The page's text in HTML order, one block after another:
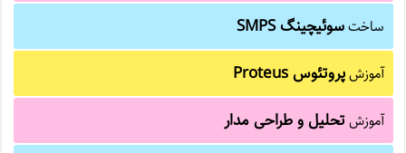
ساختسوئیچینگ SMPS
آموزشپروتئوس Proteus
آموزشتحلیل و طراحی مدار